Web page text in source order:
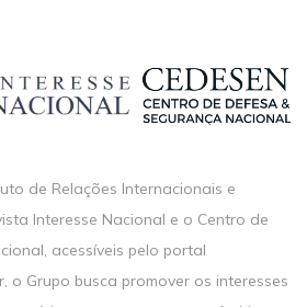
de Relações Internacionais e
Interesse Nacional e o Centro de
acessíveis pelo portal
o Grupo busca promover os interesses